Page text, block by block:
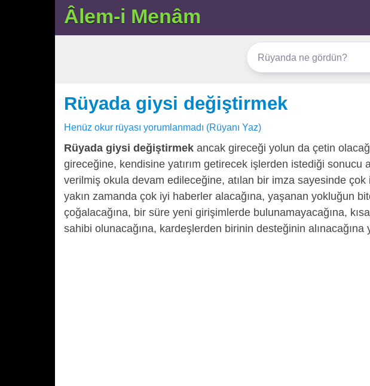
Âlem-i Menâm
Rüyada giysi değiştirmek
Henüz okur rüyası yorumlanmadı (Rüyanı Yaz)
Rüyada giysi değiştirmek ancak gireceği yolun da çetin
gireceğine, kendisine yatırım getirecek işlerden istediği sonucu
verilmiş okula devam edileceğine, atılan bir imza sayesinde çok
yakın zamanda çok iyi haberler alacağına, yaşanan yokluğun
çoğalacağına, bir süre yeni girişimlerde bulunamayacağına,
sahibi olunacağına, kardeşlerden birinin desteğinin alınacağına